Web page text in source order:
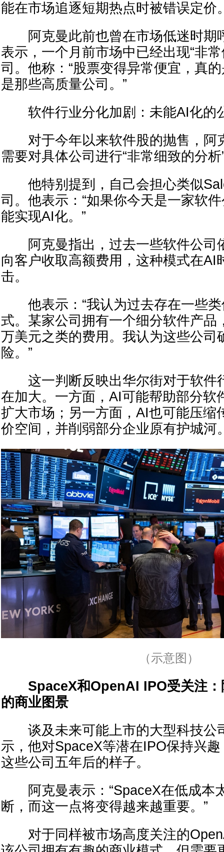
能在市场追逐短期热点时被错误定价
阿克曼此前也曾在市场低迷时期
表示，一个月前市场中已经出现“非
司。他称：“股票变得异常便宜，真
是那些高质量公司。”
软件行业分化加剧：未能AI化的
对于今年以来软件股的抛售，阿
需要对具体公司进行“非常细致的分析
他特别提到，自己会担心类似
司。他表示：“如果你今天是一家软
能实现AI化。”
阿克曼指出，过去一些软件公司
向客户收取高额费用，这种模式在AI
击。
他表示：“我认为过去存在一些类
式。某家公司拥有一个细分软件产品
万美元之类的费用。我认为这些公司
险。”
这一判断反映出华尔街对于软件
在加大。一方面，AI可能帮助部分软
扩大市场；另一方面，AI也可能压缩
价空间，并削弱部分企业原有护城河
（示意图）
SpaceX和OpenAI IPO受关注
的商业图景
谈及未来可能上市的大型科技公
示，他对SpaceX等潜在IPO保持兴
这些公司五年后的样子。
阿克曼表示：“SpaceX在低成本
断，而这一点将变得越来越重要。”
对于同样被市场高度关注的